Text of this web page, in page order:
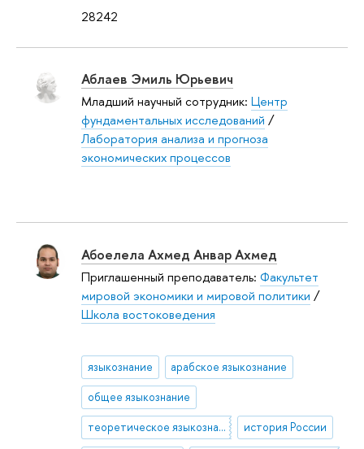
28242
Аблаев Эмиль Юрьевич
Младший научный сотрудник: Центр
фундаментальных исследований /
Лаборатория анализа и прогноза
экономических процессов
Абоелела Ахмед Анвар Ахмед
Приглашенный преподаватель: Факультет
мировой экономики и мировой политики /
Школа востоковедения
языкознание арабское языкознание
общее языкознание
теоретическое языкознание история России